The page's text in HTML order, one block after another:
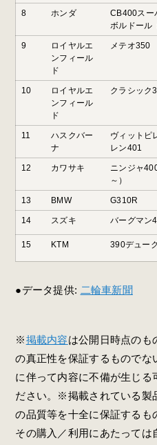
8 ホンダ
CB400スー
ボルドール
9
ロイヤルエ
ンフィール
ド
メテオ350
10
ロイヤルエ
ンフィール
ド
クラシック
11
ハスクバー
ナ
ヴィットピ
レン401
12 カワサキ
ニンジャ
～）
13 BMW G310R
14 スズキ バーグマン
15 KTM 390デューク
●データ提供: 二輪車新聞
※掲載内容は公開日時点のも
の真正性を保証するもので
に伴って内容に不備が生じる
ださい。※掲載されている製
の品質等を十全に保証するも
その購入／利用にあたっては